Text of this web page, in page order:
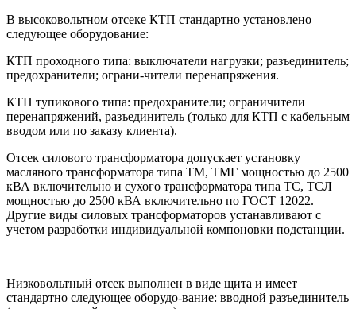
В высоковольтном отсеке КТП стандартно установлено
следующее оборудование:
КТП проходного типа: выключатели нагрузки; разъединитель;
предохранители; ограни-чители перенапряжения.
КТП тупикового типа: предохранители; ограничители
перенапряжений, разъединитель (только для КТП с кабельным
вводом или по заказу клиента).
Отсек силового трансформатора допускает установку
масляного трансформатора типа ТМ, ТМГ мощностью до 2500
кВА включительно и сухого трансформатора типа ТС, ТСЛ
мощностью до 2500 кВА включительно по ГОСТ 12022.
Другие виды силовых трансформаторов устанавливают с
учетом разработки индивидуальной компоновки подстанции.
Низковольтный отсек выполнен в виде щита и имеет
стандартно следующее оборудо-вание: вводной разъединитель